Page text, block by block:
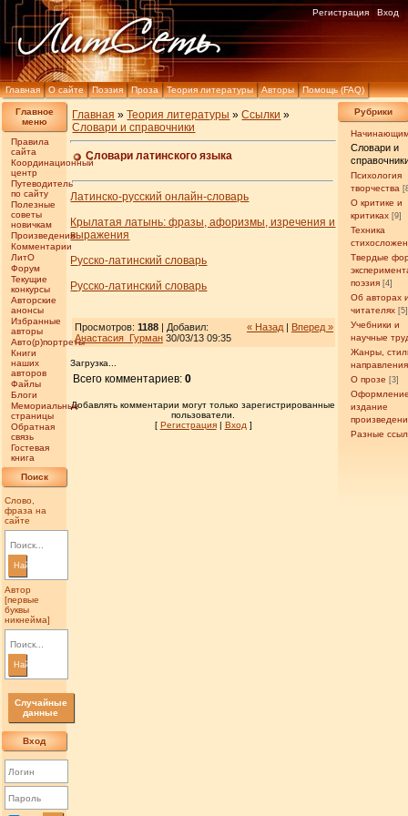
Главная О сайте Поэзия Проза Теория литературы Авторы Помощь (FAQ)
Регистрация Вход
Главное
меню
Правила
сайта
Координационный
центр
Путеводитель
по сайту
Полезные
советы
новичкам
Произведения
Комментарии
ЛитО
Форум
Текущие
конкурсы
Авторские
анонсы
Избранные
авторы
Авто(р)портреты
Книги
наших
авторов
Файлы
Блоги
Мемориальные
страницы
Обратная
связь
Гостевая
книга
Поиск
Слово,
фраза на
сайте
Найти
Автор
[первые
буквы
никнейма]
Найти
Случайные
данные
Вход
Рубрики
Словари и
Психология
творчества
О критике и
критиках [9]
Техника
Твердые
поэзия [4]
Об авторах
читателях [5]
Учебники и
научные
Жанры,
направления
О прозе [3]
издание
Разные
Главная »Теория литературы »Ссылки »
Словари и справочники
Словари латинского языка
Латинско-русский онлайн-словарь
Крылатая латынь: фразы, афоризмы, изречения и
выражения
Русско-латинский словарь
Русско-латинский словарь
« Назад | Вперед »
Просмотров: 1188| Добавил:
Анастасия_Гурман30/03/13 09:35
Загрузка...
Всего комментариев:0
Добавлять комментарии могут только зарегистрированные
пользователи.
[ Регистрация| Вход ]